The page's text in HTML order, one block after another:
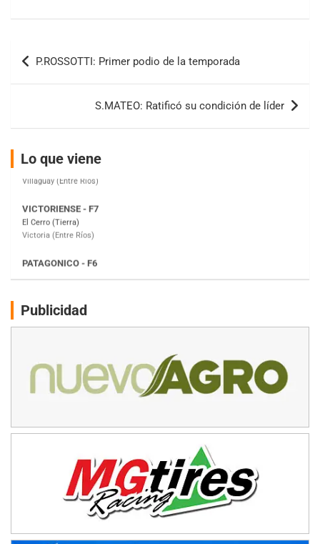
Navegación
de
P.ROSSOTTI: Primer podio de la temporada
S.MATEO: Ratificó su condición de líder
Lo que viene
Trenque Lauquen (Buenos Aires)
Villaguay (Entre Ríos)
VICTORIENSE - F7
Victoria (Entre Ríos)
PATAGONICO - F6
Gral. E. Godoy (Río Negro)
Juventud Unida (Tierra)
Ciudad de Avellaneda (Asfalto)
Avellaneda (Santa Fe)
Rufino (Santa Fe)
TUCUMANO - F5
Juan Navarro (Asfalto)
El Timbó (Tucumán)
COBERTURA ESPECIAL DE E-KART.COM.AR
Publicidad